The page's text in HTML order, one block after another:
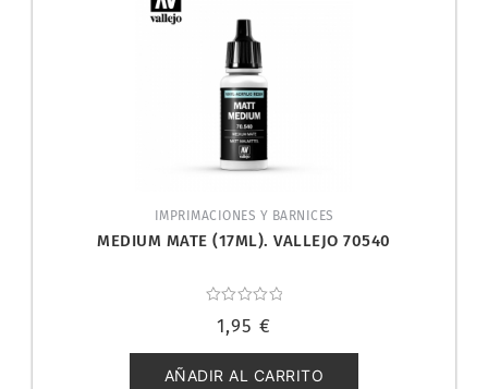
IMPRIMACIONES Y BARNICES
MEDIUM MATE (17ML). VALLEJO 70540
con
de
5
1,95 €
AÑADIR AL CARRITO